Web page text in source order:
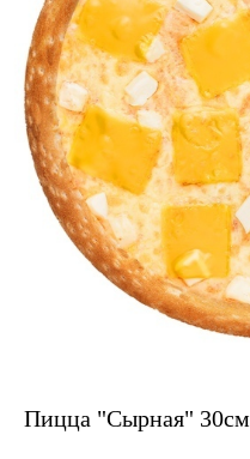
Пицца "Сырная" 30см